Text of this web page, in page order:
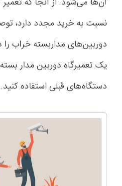
نسبت به خرید مجدد دارد،
دوربین‌های مداربسته خراب را
یک تعمیرگاه دوربین مدار
دستگاه‌های قبلی استفاده کنید.